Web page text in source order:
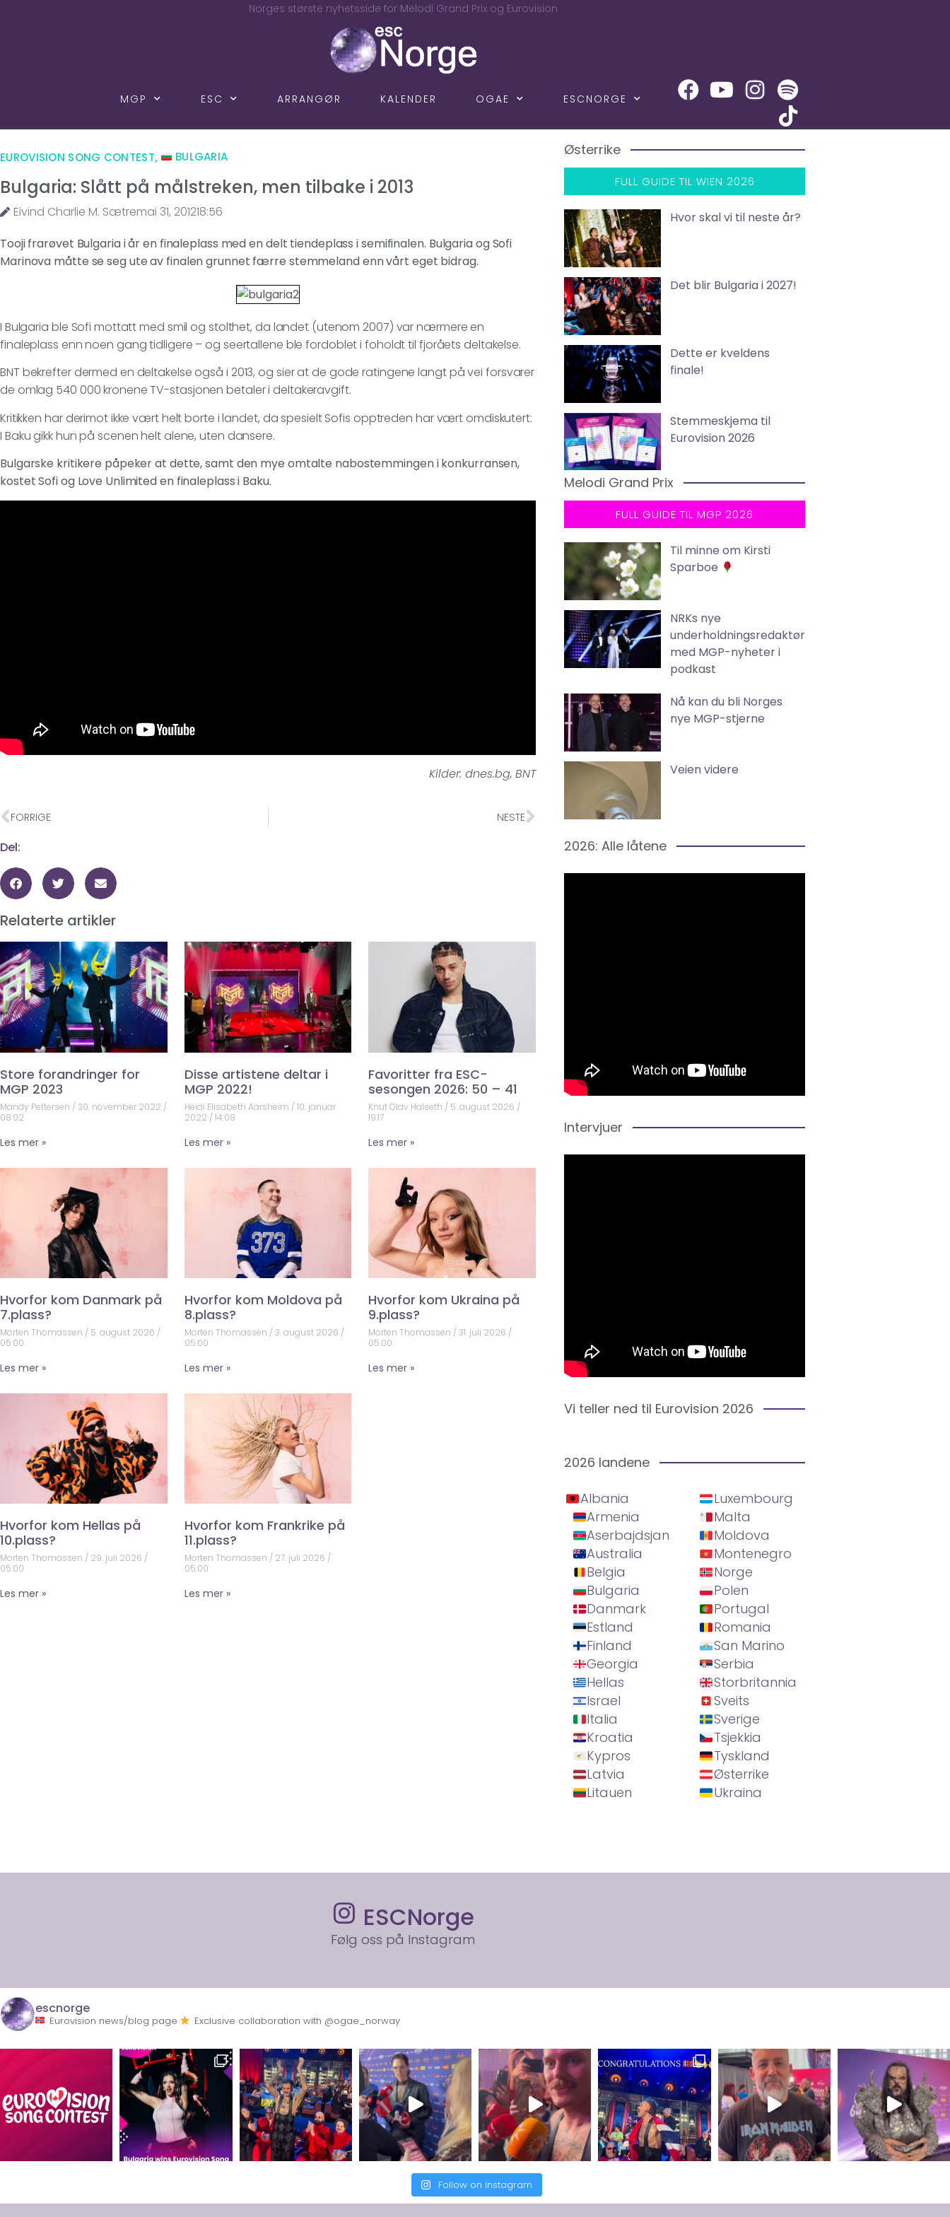
Norges største nyhetsside for Melodi Grand Prix og Eurovision
MGP ESC ARRANGØR KALENDER OGAE ESCNORGE
EUROVISION SONG CONTEST, BULGARIA
Bulgaria: Slått på målstreken, men tilbake i 2013
Eivind Charlie M. Sætremai 31, 201218:56
Tooji frarøvet Bulgaria i år en finaleplass med en delt tiendeplass i semifinalen. Bulgaria og Sofi
Marinova måtte se seg ute av finalen grunnet færre stemmeland enn vårt eget bidrag.
I Bulgaria ble Sofi mottatt med smil og stolthet, da landet (utenom 2007) var nærmere en
finaleplass enn noen gang tidligere – og seertallene ble fordoblet i foholdt til fjoråets deltakelse.
BNT bekrefter dermed en deltakelse også i 2013, og sier at de gode ratingene langt på vei forsvarer
de omlag 540 000 kronene TV-stasjonen betaler i deltakeravgift.
Kritikken har derimot ikke vært helt borte i landet, da spesielt Sofis opptreden har vært omdiskutert:
I Baku gikk hun på scenen helt alene, uten dansere.
Bulgarske kritikere påpeker at dette, samt den mye omtalte nabostemmingen i konkurransen,
kostet Sofi og Love Unlimited en finaleplass i Baku.
Kilder: dnes.bg, BNT
FORRIGE NESTE
Del:
Relaterte artikler
Store forandringer for
MGP 2023
Mandy Pettersen
30. november 2022
08:02
Les mer »
Disse artistene deltar i
MGP 2022!
Heidi Elisabeth Aarsheim 10. januar
2022 14:08
Les mer »
Favoritter fra ESC-
sesongen 2026: 50 – 41
Knut Olav Halseth
5. august 2026
19:17
Les mer »
Hvorfor kom Danmark på
7.plass?
Morten Thomassen
5. august 2026
05:00
Les mer »
Hvorfor kom Moldova på
8.plass?
Morten Thomassen 3. august 2026
05:00
Les mer »
Hvorfor kom Ukraina på
9.plass?
Morten Thomassen
31. juli 2026
05:00
Les mer »
Hvorfor kom Hellas på
10.plass?
Morten Thomassen
29. juli 2026
05:00
Les mer »
Hvorfor kom Frankrike på
11.plass?
Morten Thomassen 27. juli 2026
05:00
Les mer »
Østerrike
FULL GUIDE TIL WIEN 2026
Hvor skal vi til neste år?
Det blir Bulgaria i 2027!
Dette er kveldens
finale!
Stemmeskjema til
Eurovision 2026
Melodi Grand Prix
FULL GUIDE TIL MGP 2026
Til minne om Kirsti
Sparboe
NRKs nye
underholdningsredaktør
med MGP-nyheter i
podkast
Nå kan du bli Norges
nye MGP-stjerne
Veien videre
2026: Alle låtene
Intervjuer
Vi teller ned til Eurovision 2026
2026 landene
Albania
Armenia
Aserbajdsjan
Australia
Belgia
Bulgaria
Danmark
Estland
Finland
Georgia
Hellas
Israel
Italia
Kroatia
Kypros
Latvia
Litauen
Luxembourg
Malta
Moldova
Montenegro
Norge
Polen
Portugal
Romania
San Marino
Serbia
Storbritannia
Sveits
Sverige
Tsjekkia
Tyskland
Østerrike
Ukraina
ESCNorge
Følg oss på Instagram
escnorge
Eurovision news/blog page Exclusive collaboration with @ogae_norway
Follow on Instagram